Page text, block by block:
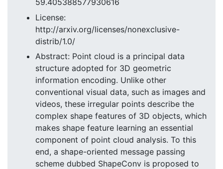
59.405388577930616
License:
http://arxiv.org/licenses/nonexclusive-
distrib/1.0/
Abstract: Point cloud is a principal data
structure adopted for 3D geometric
information encoding. Unlike other
conventional visual data, such as images and
videos, these irregular points describe the
complex shape features of 3D objects, which
makes shape feature learning an essential
component of point cloud analysis. To this
end, a shape-oriented message passing
scheme dubbed ShapeConv is proposed to